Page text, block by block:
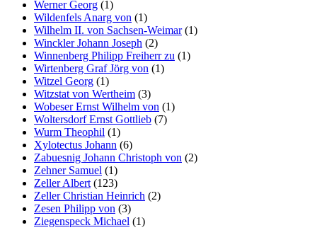
Werner Georg (1)
Wildenfels Anarg von (1)
Wilhelm II. von Sachsen-Weimar(1)
Winckler Johann Joseph (2)
Winnenberg Philipp Freiherr zu (1)
Wirtenberg Graf Jörg von (1)
Witzel Georg (1)
Witzstat von Wertheim (3)
Wobeser Ernst Wilhelm von (1)
Woltersdorf Ernst Gottlieb (7)
Wurm Theophil (1)
Xylotectus Johann (6)
Zabuesnig Johann Christoph von (2)
Zehner Samuel (1)
Zeller Albert (123)
Zeller Christian Heinrich (2)
Zesen Philipp von (3)
Ziegenspeck Michael (1)